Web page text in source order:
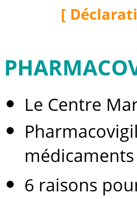
[
Le Centre
médicaments
6 raisons